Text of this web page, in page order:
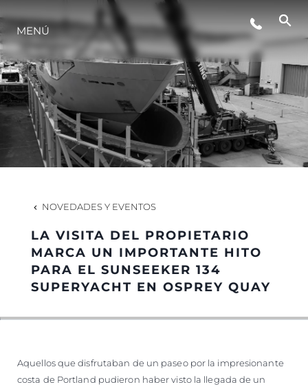
EVENTOS
ESTILO DE VIDA
INNOVACIÓN
HISTORIA
VALORE SU EMBARCACIÓN
MENÚ
NOVEDADES Y EVENTOS
LA VISITA DEL PROPIETARIO
MARCA UN IMPORTANTE HITO
PARA EL SUNSEEKER 134
SUPERYACHT EN OSPREY QUAY
Aquellos que disfrutaban de un paseo por la impresionante
costa de Portland pudieron haber visto la llegada de un